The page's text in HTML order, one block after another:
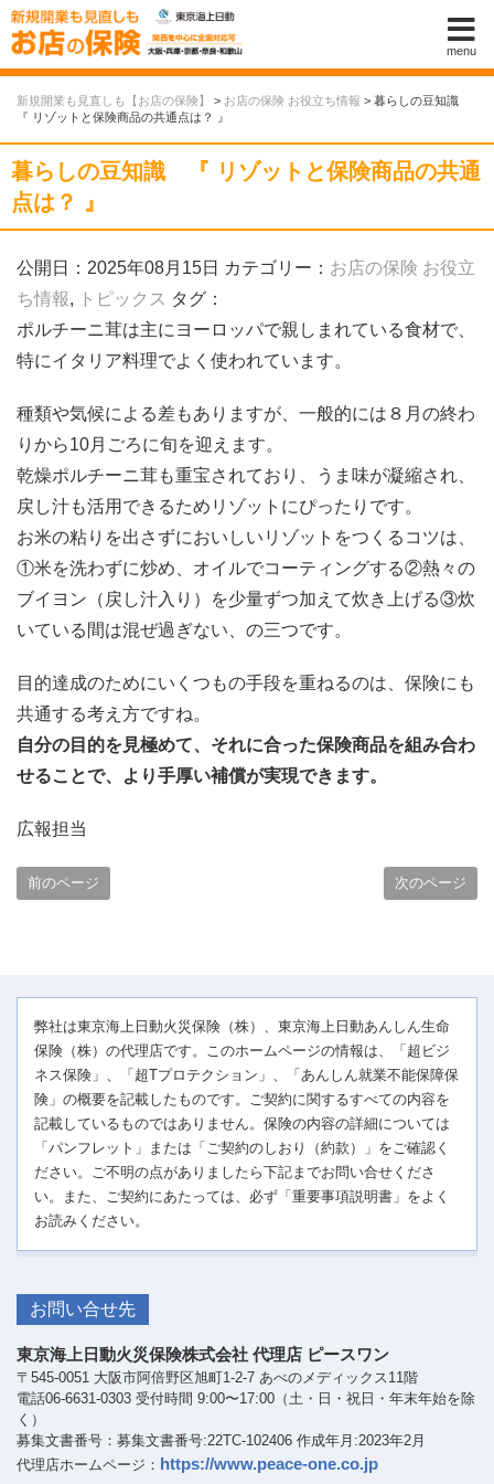
menu
新規開業も見直しも【お店の保険】 > お店の保険 お役立ち情報 > 暮らしの豆知識
『 リゾットと保険商品の共通点は？ 』
暮らしの豆知識 『 リゾットと保険商品の共通
点は？ 』
公開日：2025年08月15日 カテゴリー： お店の保険 お役立
ち情報, トピックス タグ：
ポルチーニ茸は主にヨーロッパで親しまれている食材で、
特にイタリア料理でよく使われています。
種類や気候による差もありますが、一般的には８月の終わ
りから10月ごろに旬を迎えます。
乾燥ポルチーニ茸も重宝されており、うま味が凝縮され、
戻し汁も活用できるためリゾットにぴったりです。
お米の粘りを出さずにおいしいリゾットをつくるコツは、
①米を洗わずに炒め、オイルでコーティングする②熱々の
ブイヨン（戻し汁入り）を少量ずつ加えて炊き上げる③炊
いている間は混ぜ過ぎない、の三つです。
目的達成のためにいくつもの手段を重ねるのは、保険にも
共通する考え方ですね。
自分の目的を見極めて、それに合った保険商品を組み合わ
せることで、より手厚い補償が実現できます。
広報担当
前のページ 次のページ
弊社は東京海上日動火災保険（株）、東京海上日動あんしん生命
保険（株）の代理店です。このホームページの情報は、「超ビジ
ネス保険」、「超Tプロテクション」、「あんしん就業不能保障保
険」の概要を記載したものです。ご契約に関するすべての内容を
記載しているものではありません。保険の内容の詳細については
「パンフレット」または「ご契約のしおり（約款）」をご確認く
ださい。ご不明の点がありましたら下記までお問い合せくださ
い。また、ご契約にあたっては、必ず「重要事項説明書」をよく
お読みください。
お問い合せ先
東京海上日動火災保険株式会社 代理店 ピースワン
〒545-0051 大阪市阿倍野区旭町1-2-7 あべのメディックス11階
電話06-6631-0303 受付時間 9:00〜17:00（土・日・祝日・年末年始を除
く）
募集文書番号：募集文書番号:22TC-102406 作成年月:2023年2月
代理店ホームページ： https://www.peace-one.co.jp